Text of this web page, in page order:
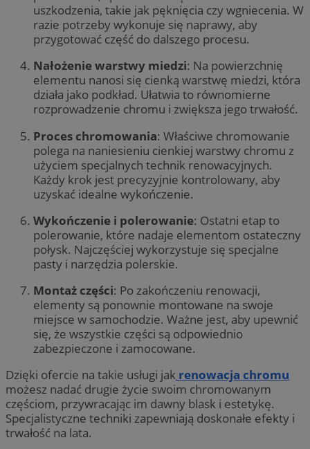
uszkodzenia, takie jak pęknięcia czy wgniecenia. W
razie potrzeby wykonuje się naprawy, aby
przygotować część do dalszego procesu.
Nałożenie warstwy miedzi: Na powierzchnię
elementu nanosi się cienką warstwę miedzi, która
działa jako podkład. Ułatwia to równomierne
rozprowadzenie chromu i zwiększa jego trwałość.
Proces chromowania: Właściwe chromowanie
polega na naniesieniu cienkiej warstwy chromu z
użyciem specjalnych technik renowacyjnych.
Każdy krok jest precyzyjnie kontrolowany, aby
uzyskać idealne wykończenie.
Wykończenie i polerowanie: Ostatni etap to
polerowanie, które nadaje elementom ostateczny
połysk. Najczęściej wykorzystuje się specjalne
pasty i narzędzia polerskie.
Montaż części: Po zakończeniu renowacji,
elementy są ponownie montowane na swoje
miejsce w samochodzie. Ważne jest, aby upewnić
się, że wszystkie części są odpowiednio
zabezpieczone i zamocowane.
Dzięki ofercie na takie usługi jak renowacja chromu
możesz nadać drugie życie swoim chromowanym
częściom, przywracając im dawny blask i estetykę.
Specjalistyczne techniki zapewniają doskonałe efekty i
trwałość na lata.